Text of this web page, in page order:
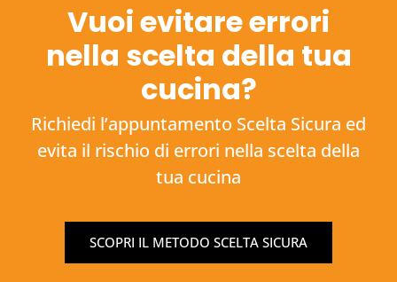
Vuoi evitare errori
nella scelta della tua
cucina?
Richiedi l’appuntamento Scelta Sicura ed
evita il rischio di errori nella scelta della
tua cucina
SCOPRI IL METODO SCELTA SICURA